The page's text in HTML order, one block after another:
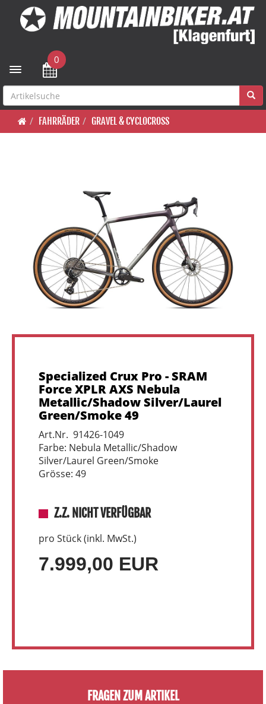
Toggle navigation
0
FAHRRÄDER GRAVEL & CYCLOCROSS
Specialized Crux Pro - SRAM
Force XPLR AXS Nebula
Metallic/Shadow Silver/Laurel
Green/Smoke 49
Art.Nr. 91426-1049
Farbe: Nebula Metallic/Shadow
Silver/Laurel Green/Smoke
Grösse: 49
Z.Z. NICHT VERFÜGBAR
pro Stück (inkl. MwSt.)
7.999,00 EUR
FRAGEN ZUM ARTIKEL